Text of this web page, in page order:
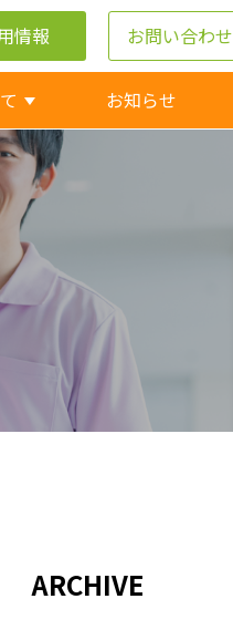
情報 お問い合わせ
お知らせ
ARCHIVE